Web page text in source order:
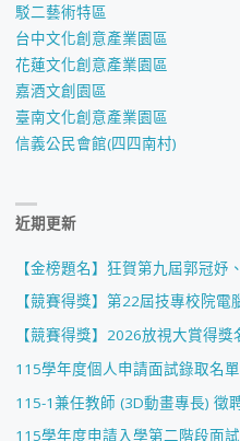
駁二藝術特區
台中文化創意產業園區
花蓮文化創意產業園區
嘉酒文創園區
臺南文化創意產業園區
信義公民會館(四四南村)
近期更新
【金榜題名】狂賀第九屆郭冠
【競賽得獎】第22屆技專校院
【競賽得獎】2026放視大賞得獎
115學年度個人申請面試錄取名
115-1兼任教師 (3D動畫專長) 徵
115學年度申請入學第二階段面